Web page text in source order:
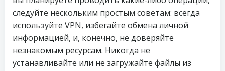
следуйте нескольким простым советам: всегда
используйте VPN, избегайте обмена личной
информацией, и, конечно, не доверяйте
незнакомым ресурсам. Никогда не
устанавливайте или не загружайте файлы из